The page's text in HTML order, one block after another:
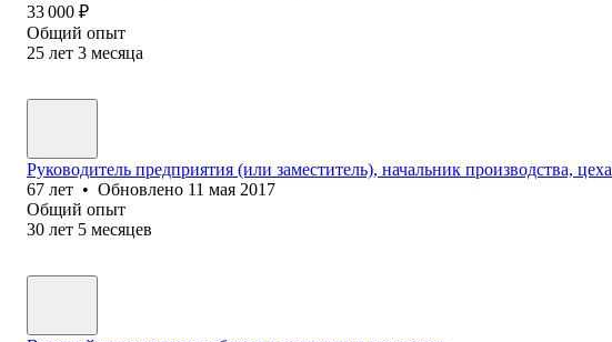
33 000 ₽
Общий опыт
25 лет 3 месяца
Руководитель предприятия (или заместитель), начальник производства, цеха
67 лет • Обновлено 11 мая 2017
Общий опыт
30 лет 5 месяцев